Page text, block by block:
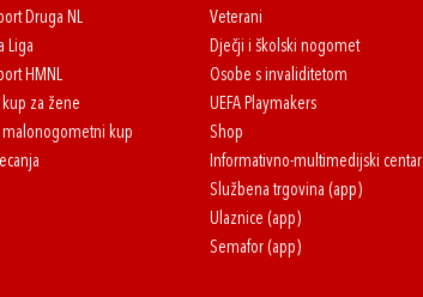
Druga NL
Liga
HMNL
kup za žene
malonogometni kup
Veterani
Dječji i školski nogomet
Osobe s invaliditetom
UEFA Playmakers
Shop
Informativno-multimedijski centar
Službena trgovina (app)
Ulaznice (app)
Semafor (app)